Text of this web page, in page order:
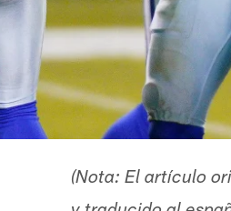
(Nota: El artículo